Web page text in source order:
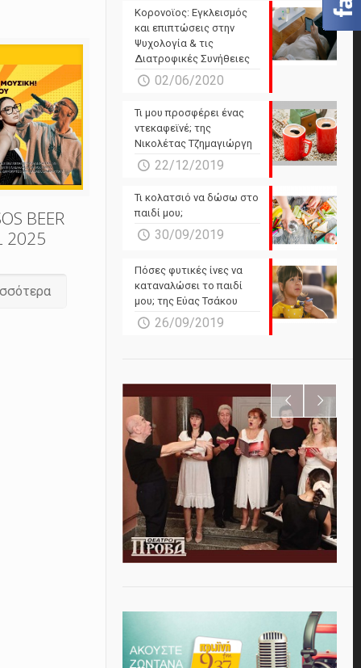
BEER
2025
Κορονοϊος: Εγκλεισμός
και επιπτώσεις στην
Ψυχολογία & τις
Διατροφικές Συνήθειες
02/06/2020
Τι μου προσφέρει ένας
ντεκαφεϊνέ; της
Νικολέτας Τζημαγιώργη
22/12/2019
Τι κολατσιό να δώσω στο
παιδί μου;
30/09/2019
Πόσες φυτικές ίνες να
καταναλώσει το παιδί
μου; της Εύας Τσάκου
26/09/2019